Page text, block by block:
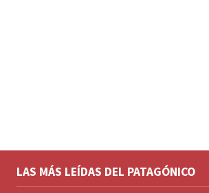
LAS MÁS LEÍDAS DEL PATAGÓNICO